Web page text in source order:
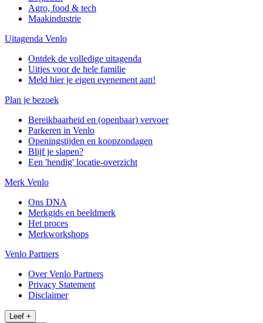
Agro, food & tech
Maakindustrie
Uitagenda Venlo
Ontdek de volledige uitagenda
Uitjes voor de hele familie
Meld hier je eigen evenement aan!
Plan je bezoek
Bereikbaarheid en (openbaar) vervoer
Parkeren in Venlo
Openingstijden en koopzondagen
Blijf je slapen?
Een 'hendig' locatie-overzicht
Merk Venlo
Ons DNA
Merkgids en beeldmerk
Het proces
Merkworkshops
Venlo Partners
Over Venlo Partners
Privacy Statement
Disclaimer
Leef +